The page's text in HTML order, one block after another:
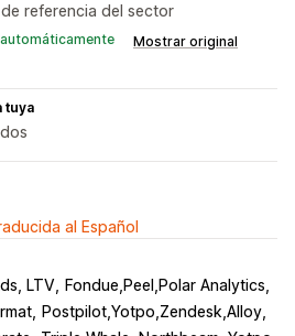
referencia del sector
Mostrar original
tuya
al Español
LTV
Fondue,Peel,Polar Analytics
Postpilot,Yotpo,Zendesk,Alloy